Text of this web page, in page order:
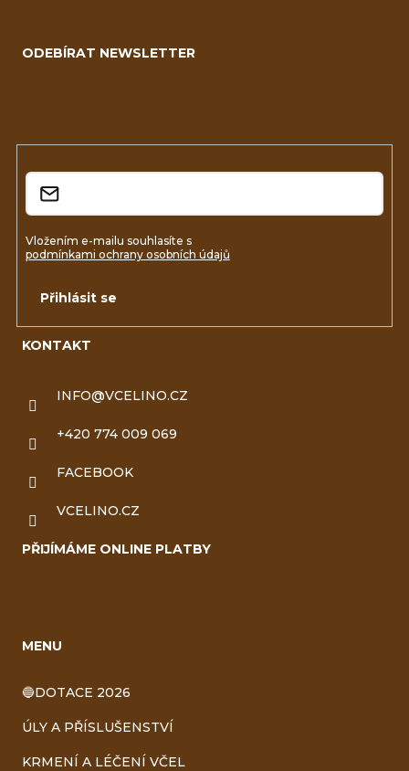
KONTAKT
INFO@VCELINO.CZ
+420 774 009 069
FACEBOOK
VCELINO.CZ
PŘIJÍMÁME ONLINE PLATBY
MENU
🔵DOTACE 2026
ÚLY A PŘÍSLUŠENSTVÍ
KRMENÍ A LÉČENÍ VČEL
ODEBÍRAT NEWSLETTER
Vložením e-mailu souhlasíte s
podmínkami ochrany osobních údajů
Přihlásit se